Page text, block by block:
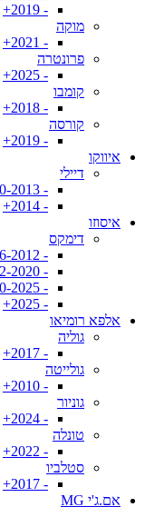
- 2019+
מוקה
- 2021+
פרונטרה
- 2025+
קומבו
- 2018+
קורסה
- 2019+
איווקו
דיילי
- 2000-2013
- 2014+
איסוזו
דימקס
- 2006-2012
- 2012-2020
- 2020-2025
- 2025+
אלפא רומיאו
גוליה
- 2017+
גולייטה
- 2010+
גוניור
- 2024+
טונלה
- 2022+
סטלביו
- 2017+
אם.ג'י MG